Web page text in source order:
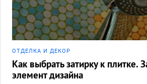
ОТДЕЛКА И ДЕКОР
Как выбрать затирку к плитке.
элемент дизайна